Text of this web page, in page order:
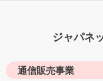
ジャパネ
通信販売事業